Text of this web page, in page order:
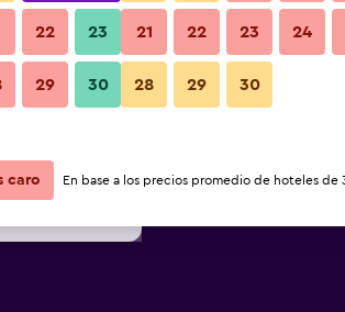
Ver oferta
Ver oferta
Ver oferta
IHG
Fotos
22 23
29 30
21 22 23 24
28 29 30
caro En base a los precios promedio de hoteles de